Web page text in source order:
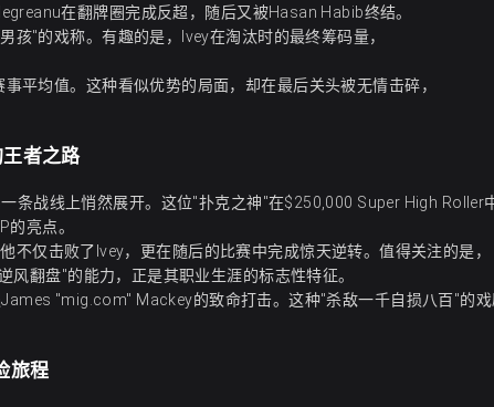
在翻牌圈完成反超，随后又被Hasan Habib终结。
"的戏称。有趣的是，Ivey在淘汰时的最终筹码量，
平均值。这种看似优势的局面，却在最后关头被无情击碎，
者之路
条战线上悄然展开。这位"扑克之神"在$250,000 Super High Roller
亮点。
仅击败了Ivey，更在随后的比赛中完成惊天逆转。值得关注的是，
翻盘"的能力，正是其职业生涯的标志性特征。
"mig.com" Mackey的致命打击。这种"杀敌一千自损八百"的
旅程